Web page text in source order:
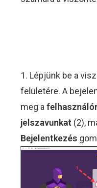
1. Lépjünk be a
felületére. A
meg a
jelszavunkat (2),
Bejelentkezés